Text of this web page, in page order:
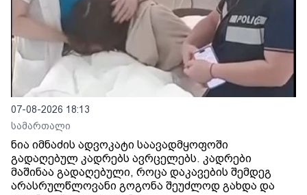
07-08-2026 18:13
სამართალი
ნია იმნაძის ადვოკატი საავადმყოფოში
გადაღებულ კადრებს ავრცელებს. კადრები
მაშინაა გადაღებული, როცა დაკავების შემდეგ
არასრულწლოვანი გოგონა შეუძლოდ გახდა და